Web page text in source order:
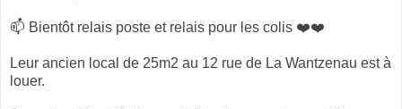
📫 Bientôt relais poste et relais pour les colis ❤️❤️
Leur ancien local de 25m2 au 12 rue de La Wantzenau est à
louer.